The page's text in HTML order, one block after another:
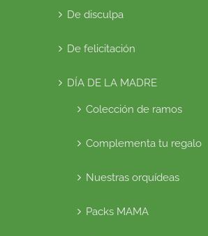
De disculpa
De felicitación
DÍA DE LA MADRE
Colección de ramos
Complementa tu regalo
Nuestras orquídeas
Packs MAMA